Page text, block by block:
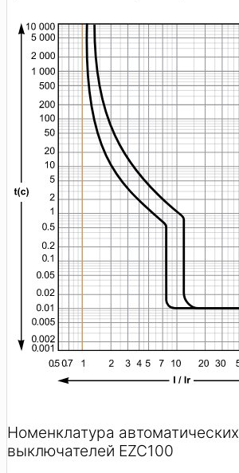
Номенклатура автоматических
выключателей EZC100